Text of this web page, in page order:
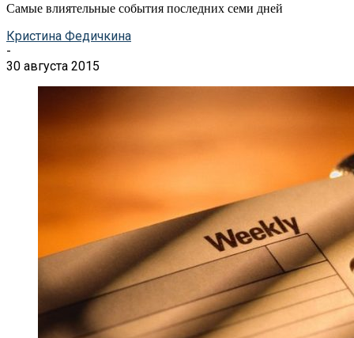
Самые влиятельные события последних семи дней
Кристина Федичкина
-
30 августа 2015